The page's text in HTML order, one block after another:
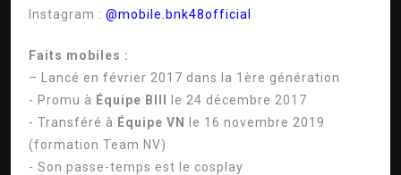
Instagram : @mobile.bnk48official
Faits mobiles :
– Lancé en février 2017 dans la 1ère génération
- Promu à Équipe BIII
le 24 décembre 2017
- Transféré à Équipe VN
le 16 novembre 2019
(formation Team NV)
- Son passe-temps est le cosplay